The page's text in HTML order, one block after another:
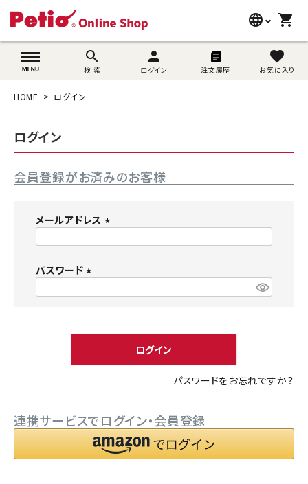
language
wovn-lang-name
shopping_cart
search
検 索
person
ログイン 注文履歴
favorite
お気に入り
search
うさぎ用品
ブランド別に探す
目的別に探す
SNS
ようこそ ゲスト 様
person 新規会員登録
HOME ログイン
ログイン
会員登録がお済みのお客様
メールアドレス
パスワード
)
ログイン
パスワードをお忘れですか？
連携サービスでログイン・会員登録